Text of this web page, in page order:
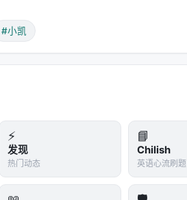
#小凯
⚡
发现
热门动态
📘
Chilish
英语心流刷题